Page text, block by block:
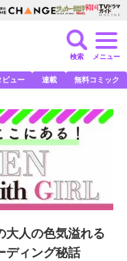
検索 メニュー
ビュー 連載 無料コミック
大人の色気溢れる
ディング秘話